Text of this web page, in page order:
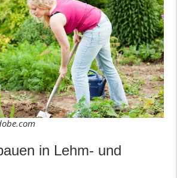
in Lehm- und